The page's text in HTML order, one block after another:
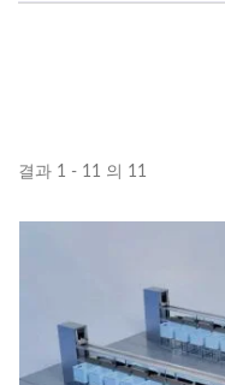
결과 1 - 11 의 11